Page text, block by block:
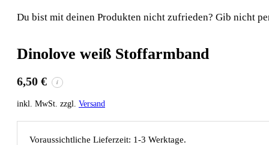
Du bist mit deinen Produkten nicht zufrieden? Gib nicht
Dinolove weiß Stoffarmband
6,50 € i
inkl. MwSt. zzgl. Versand
Voraussichtliche Lieferzeit: 1-3 Werktage.